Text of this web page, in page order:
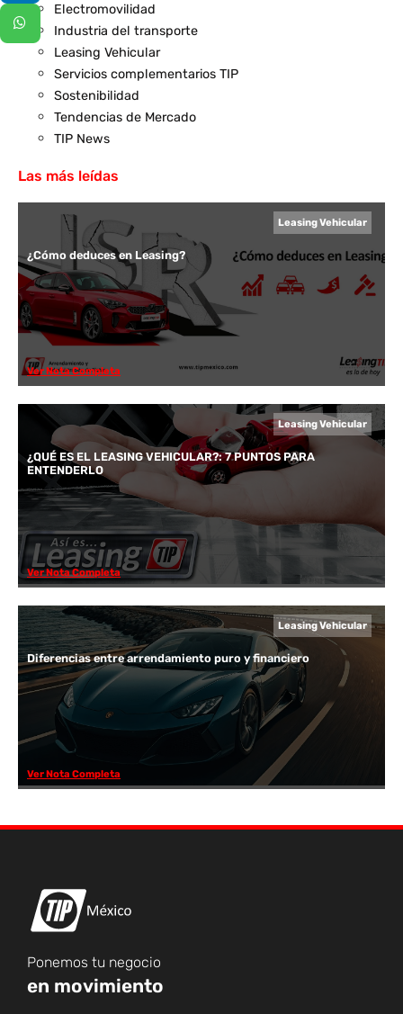
Electromovilidad
Industria del transporte
Leasing Vehicular
Servicios complementarios TIP
Sostenibilidad
Tendencias de Mercado
TIP News
Las más leídas
Leasing Vehicular
¿Cómo deduces en Leasing?
Ver Nota Completa
Leasing Vehicular
¿QUÉ ES EL LEASING VEHICULAR?: 7 PUNTOS PARA
ENTENDERLO
Ver Nota Completa
Leasing Vehicular
Diferencias entre arrendamiento puro y financiero
Ver Nota Completa
Ponemos tu negocio
en movimiento